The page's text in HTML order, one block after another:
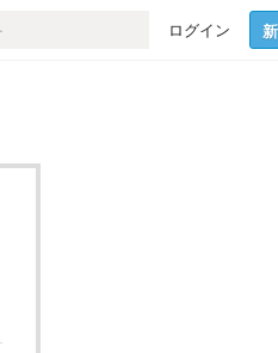
ログイン